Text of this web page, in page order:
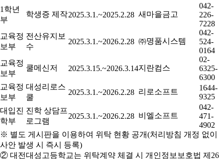
1학년
부
학생증 제작2025.3.1.~2025.2.28 새마을금고
042-
226-
7228
교육정
보부
전산유지보
수
2025.3.1.~2026.2.28 ㈜명품시스템
042-
524-
0164
교육정
보부
쿨메신저 2025.3.15.~2026.3.14지란컴스
02-
6325-
6300
교육정
보부
대성리로스
쿨
2025.3.1.~2026.2.28 리로소프트
1644-
9325
대입진
학부
진학 상담프
로그램
2025.3.1.~2026.2.28 비엘소프트
042-
471-
4902
※ 별도 게시판을 이용하여 위탁 현황 공개(처리방침 개정 없이
사안 발생 시 즉시 등록)
② 대전대성고등학교는 위탁계약 체결 시 개인정보보호법 제26